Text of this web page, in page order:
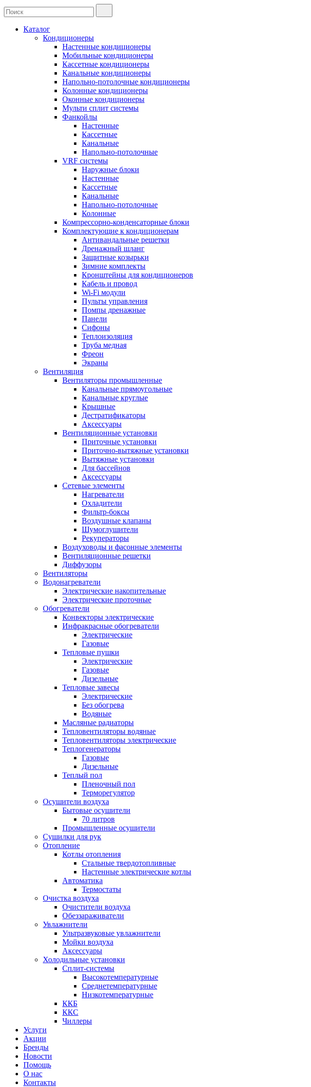
Каталог
Кондиционеры
Настенные кондиционеры
Мобильные кондиционеры
Кассетные кондиционеры
Канальные кондиционеры
Напольно-потолочные кондиционеры
Колонные кондиционеры
Оконные кондиционеры
Мульти сплит системы
Фанкойлы
Настенные
Кассетные
Канальные
Напольно-потолочные
VRF системы
Наружные блоки
Настенные
Кассетные
Канальные
Напольно-потолочные
Колонные
Компрессорно-конденсаторные блоки
Комплектующие к кондиционерам
Антивандальные решетки
Дренажный шланг
Защитные козырьки
Зимние комплекты
Кронштейны для кондиционеров
Кабель и провод
Wi-Fi модули
Пульты управления
Помпы дренажные
Панели
Сифоны
Теплоизоляция
Труба медная
Фреон
Экраны
Вентиляция
Вентиляторы промышленные
Канальные прямоугольные
Канальные круглые
Крышные
Дестратификаторы
Аксессуары
Вентиляционные установки
Приточные установки
Приточно-вытяжные установки
Вытяжные установки
Для бассейнов
Аксессуары
Сетевые элементы
Нагреватели
Охладители
Фильтр-боксы
Воздушные клапаны
Шумоглушители
Рекуператоры
Воздуховоды и фасонные элементы
Вентиляционные решетки
Диффузоры
Вентиляторы
Водонагреватели
Электрические накопительные
Электрические проточные
Обогреватели
Конвекторы электрические
Инфракрасные обогреватели
Электрические
Газовые
Тепловые пушки
Электрические
Газовые
Дизельные
Тепловые завесы
Электрические
Без обогрева
Водяные
Масляные радиаторы
Тепловентиляторы водяные
Тепловентиляторы электрические
Теплогенераторы
Газовые
Дизельные
Теплый пол
Пленочный пол
Терморегулятор
Осушители воздуха
Бытовые осушители
70 литров
Промышленные осушители
Сушилки для рук
Отопление
Котлы отопления
Стальные твердотопливные
Настенные электрические котлы
Автоматика
Термостаты
Очистка воздуха
Очистители воздуха
Обеззараживатели
Увлажнители
Ультразвуковые увлажнители
Мойки воздуха
Аксессуары
Холодильные установки
Сплит-системы
Высокотемпературные
Среднетемпературные
Низкотемпературные
ККБ
ККС
Чиллеры
Услуги
Акции
Бренды
Новости
Помощь
О нас
Контакты